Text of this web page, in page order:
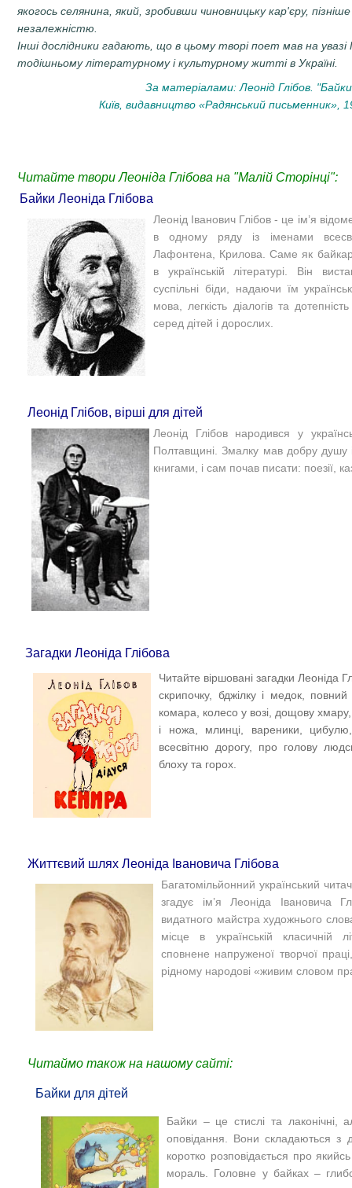
якогось селянина, який, зробивши чиновницьку кар'єру,
незалежністю.
Інші дослідники гадають, що в цьому творі поет мав на
тодішньому літературному і культурному житті в Україні.
За матеріалами: Леонід Глібов. "Байки
Київ, видавництво «Радянський письменник»,
Читайте твори Леоніда Глібова на "Малій Сторінці":
Байки Леоніда Глібова
Леонід Іванович Глібов - це ім’я
в одному ряду із іменами
Лафонтена, Крилова. Саме як
в українській літературі. Він
суспільні біди, надаючи їм
мова, легкість діалогів та
серед дітей і дорослих.
Леонід Глібов, вірші для дітей
Леонід Глібов народився у
Полтавщині. Змалку мав добру душу
книгами, і сам почав писати: поезії,
Загадки Леоніда Глібова
Читайте віршовані загадки Леоніда
скрипочку, бджілку і медок,
комара, колесо у возі, дощову
і ножа, млинці, вареники,
всесвітню дорогу, про голову
блоху та горох.
Життєвий шлях Леоніда Івановича Глібова
Багатомільйонний український
згадує ім’я Леоніда Івановича
видатного майстра художнього
місце в українській класичній
сповнене напруженої творчої
рідному народові «живим словом
Читаймо також на нашому сайті:
Байки для дітей
Байки – це стислі та лаконічні,
оповідання. Вони складаються з
коротко розповідається про
мораль. Головне у байках –